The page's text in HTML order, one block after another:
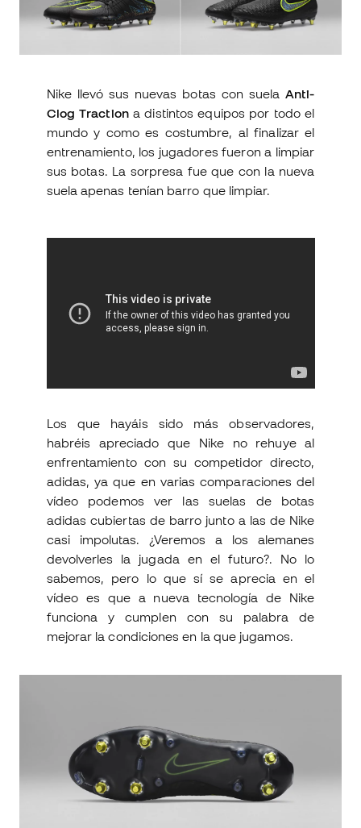
Nike llevó sus nuevas botas con suela Anti-
Clog Tractiona distintos equipos por todo el
mundo y como es costumbre, al finalizar el
entrenamiento, los jugadores fueron a limpiar
sus botas. La sorpresa fue que con la nueva
suela apenas tenían barro que limpiar.
Los que hayáis sido más observadores,
habréis apreciado que Nike no rehuye al
enfrentamiento con su competidor directo,
adidas, ya que en varias comparaciones del
vídeo podemos ver las suelas de botas
adidas cubiertas de barro junto a las de Nike
casi impolutas. ¿Veremos a los alemanes
devolverles la jugada en el futuro?. No lo
sabemos, pero lo que sí se aprecia en el
vídeo es que a nueva tecnología de Nike
funciona y cumplen con su palabra de
mejorar la condiciones en la que jugamos.